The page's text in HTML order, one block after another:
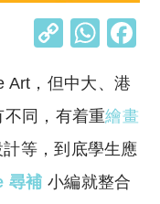
C
p
y
Li
n
W
at
s
A
p
Art，但中大、港
不同，有着重繪畫
等，到底學生應
尋補 小編就整合